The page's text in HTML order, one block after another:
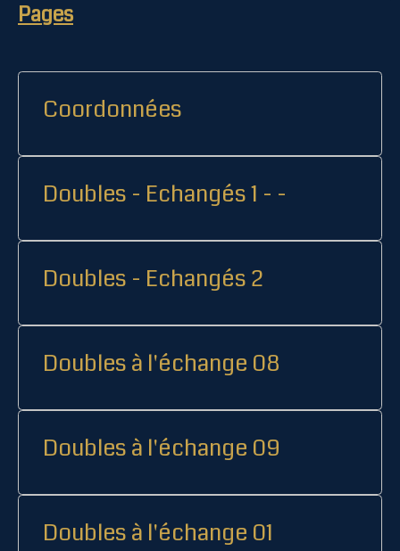
Pages
Coordonnées
Doubles - Echangés 1 - -
Doubles - Echangés 2
Doubles à l'échange 08
Doubles à l'échange 09
Doubles à l'échange 01